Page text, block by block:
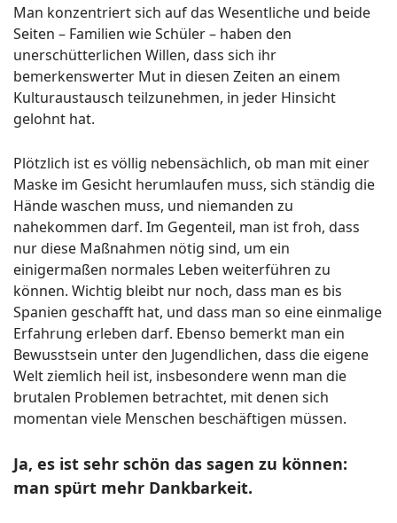
Man konzentriert sich auf das Wesentliche und beide
Seiten – Familien wie Schüler – haben den
unerschütterlichen Willen, dass sich ihr
bemerkenswerter Mut in diesen Zeiten an einem
Kulturaustausch teilzunehmen, in jeder Hinsicht
gelohnt hat.
Plötzlich ist es völlig nebensächlich, ob man mit einer
Maske im Gesicht herumlaufen muss, sich ständig die
Hände waschen muss, und niemanden zu
nahekommen darf. Im Gegenteil, man ist froh, dass
nur diese Maßnahmen nötig sind, um ein
einigermaßen normales Leben weiterführen zu
können. Wichtig bleibt nur noch, dass man es bis
Spanien geschafft hat, und dass man so eine einmalige
Erfahrung erleben darf. Ebenso bemerkt man ein
Bewusstsein unter den Jugendlichen, dass die eigene
Welt ziemlich heil ist, insbesondere wenn man die
brutalen Problemen betrachtet, mit denen sich
momentan viele Menschen beschäftigen müssen.
Ja, es ist sehr schön das sagen zu können:
man spürt mehr Dankbarkeit.